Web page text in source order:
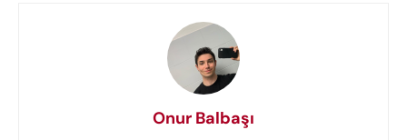
Onur Balbaşı